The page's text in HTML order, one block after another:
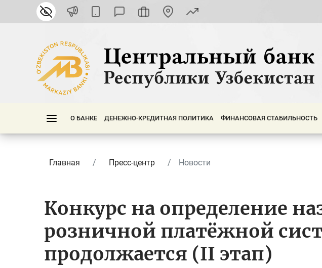
О БАНКЕ ДЕНЕЖНО-КРЕДИТНАЯ ПОЛИТИКА ФИНАНСОВАЯ СТАБИЛЬНОСТЬ
Главная Пресс-центр Новости
Конкурс на определение
розничной платёжной
продолжается (II этап)